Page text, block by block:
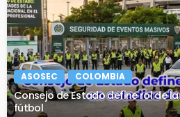
ASOSEC COLOMBIA
Consejo de Estado define rol de
fútbol